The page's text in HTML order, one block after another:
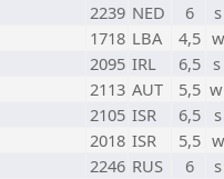
2239 NED 6
1718 LBA 4,5
2095 IRL 6,5
2113 AUT 5,5
2105 ISR 6,5
2018 ISR 5,5
2246 RUS 6